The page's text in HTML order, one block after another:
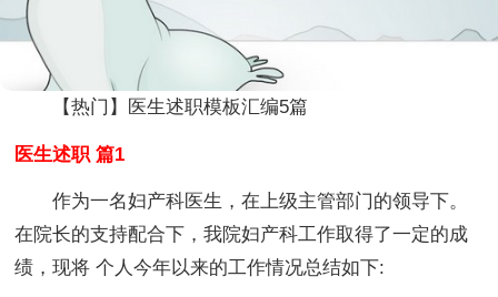
【热门】医生述职模板汇编5篇
医生述职 篇1
作为一名妇产科医生，在上级主管部门的领导下。
在院长的支持配合下，我院妇产科工作取得了一定的成
绩，现将 个人今年以来的工作情况总结如下: